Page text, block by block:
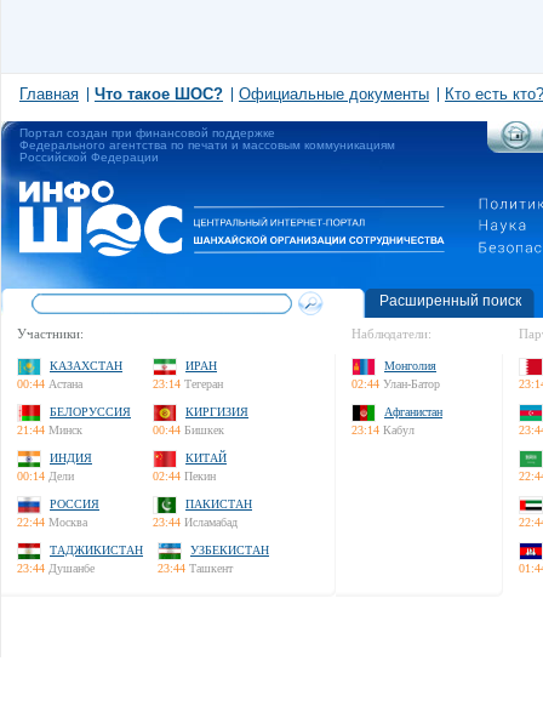
Главная Что такое ШОС? Официальные документы Кто есть кто?
Портал создан при финансовой поддержке
Федерального агентства по печати и массовым коммуникациям
Российской Федерации
Расширенный поиск
Участники:
КАЗАХСТАН
00:44 Астана
ИРАН
23:14 Тегеран
БЕЛОРУССИЯ
21:44 Минск
КИРГИЗИЯ
00:44 Бишкек
ИНДИЯ
00:14 Дели
КИТАЙ
02:44 Пекин
РОССИЯ
22:44 Москва
ПАКИСТАН
23:44 Исламабад
ТАДЖИКИСТАН
23:44 Душанбе
УЗБЕКИСТАН
23:44 Ташкент
Наблюдатели:
Монголия
02:44 Улан-Батор
Афганистан
23:14 Кабул